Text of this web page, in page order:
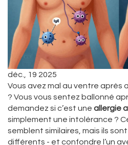
déc., 19 2025
Vous avez mal au ventre après
? Vous vous sentez ballonné
demandez si c’est une allergie
simplement une intolérance ?
semblent similaires, mais ils
différents - et confondre l’un